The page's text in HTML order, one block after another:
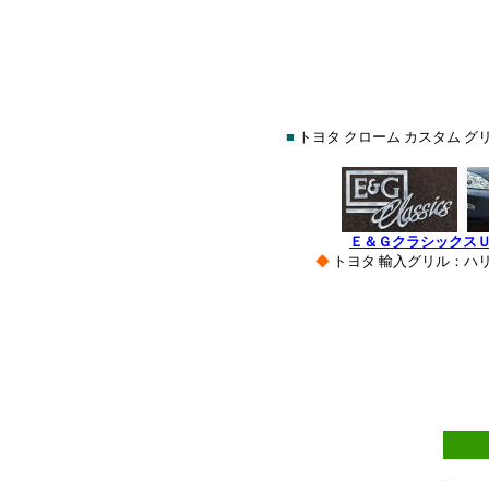
■ トヨタ クローム カスタム
Ｅ＆Ｇクラシックス
◆ トヨタ 輸入グリル：ハ